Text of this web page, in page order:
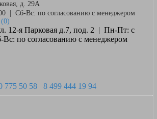
д. 29А
| Сб-Вс: по согласованию с менеджером
(0)
12-я Парковая д.7, под. 2 | Пн-Пт: с
по согласованию с менеджером
775 50 58 8 499 444 19 94